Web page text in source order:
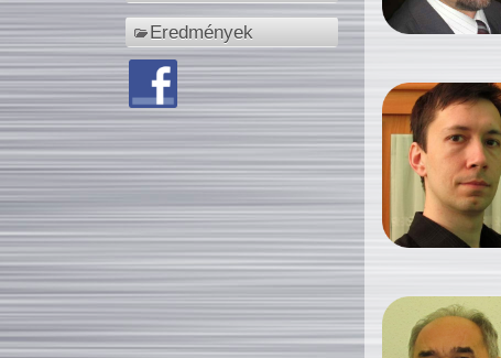
Eredmények